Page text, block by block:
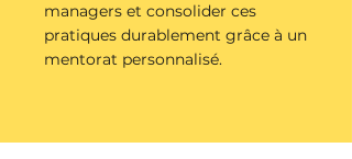
managers et consolider ces
pratiques durablement grâce à un
mentorat personnalisé.